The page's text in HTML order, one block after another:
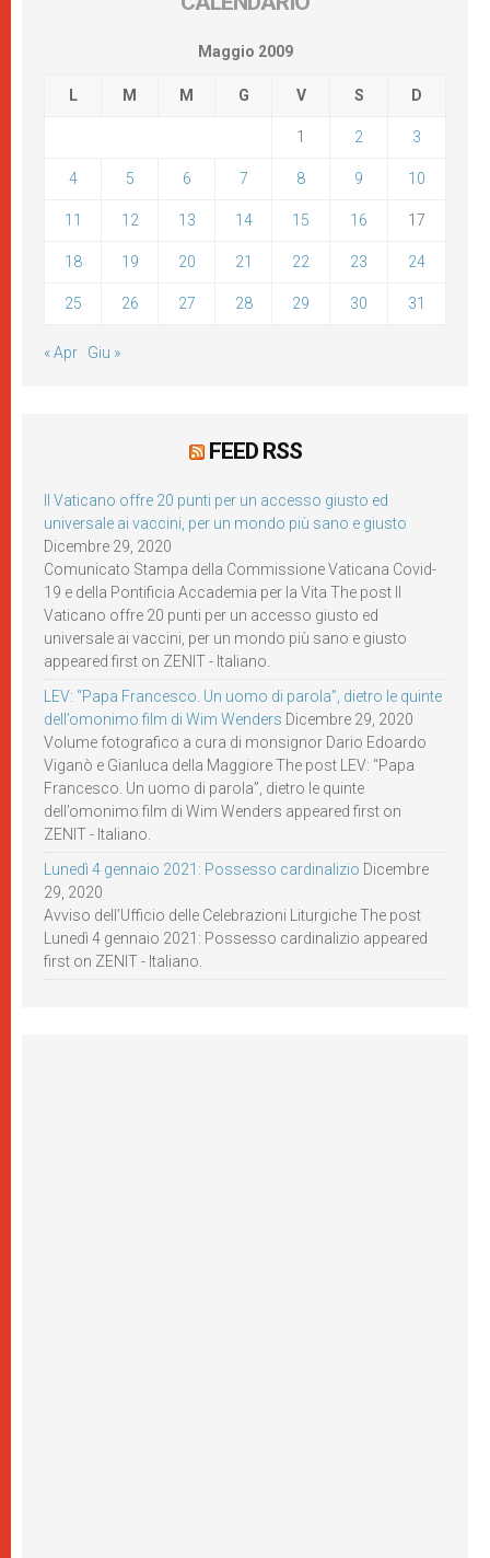
Maggio 2009
L M M G V S D
1 2 3
4 5 6 7 8 9 10
11 12 13 14 15 16 17
18 19 20 21 22 23 24
25 26 27 28 29 30 31
« Apr Giu »
FEED RSS
Il Vaticano offre 20 punti per un accesso giusto ed
universale ai vaccini, per un mondo più sano e giusto
Dicembre 29, 2020
Comunicato Stampa della Commissione Vaticana Covid-
19 e della Pontificia Accademia per la Vita The post Il
Vaticano offre 20 punti per un accesso giusto ed
universale ai vaccini, per un mondo più sano e giusto
appeared first on ZENIT - Italiano.
LEV: “Papa Francesco. Un uomo di parola”, dietro le quinte
dell’omonimo film di Wim Wenders Dicembre 29, 2020
Volume fotografico a cura di monsignor Dario Edoardo
Viganò e Gianluca della Maggiore The post LEV: “Papa
Francesco. Un uomo di parola”, dietro le quinte
dell’omonimo film di Wim Wenders appeared first on
ZENIT - Italiano.
Lunedì 4 gennaio 2021: Possesso cardinalizio Dicembre
29, 2020
Avviso dell’Ufficio delle Celebrazioni Liturgiche The post
Lunedì 4 gennaio 2021: Possesso cardinalizio appeared
first on ZENIT - Italiano.